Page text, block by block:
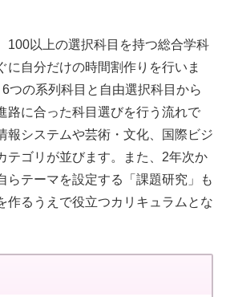
100以上の選択科目を持つ総合学科
に自分だけの時間割作りを行いま
つの系列科目と自由選択科目から
路に合った科目選びを行う流れで
報システムや芸術・文化、国際ビジ
テゴリが並びます。また、2年次か
らテーマを設定する「課題研究」も
作るうえで役立つカリキュラムとな